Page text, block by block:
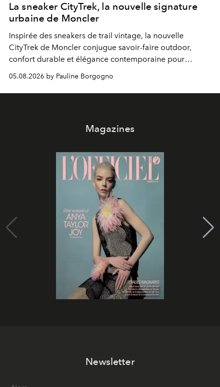
La sneaker CityTrek, la nouvelle signature
urbaine de Moncler
Inspirée des sneakers de trail vintage, la nouvelle
CityTrek de Moncler conjugue savoir-faire outdoor,
confort durable et élégance contemporaine pour
accompagner les explorations du quotidien.
05.08.2026 by Pauline Borgogno
Magazines
Newsletter